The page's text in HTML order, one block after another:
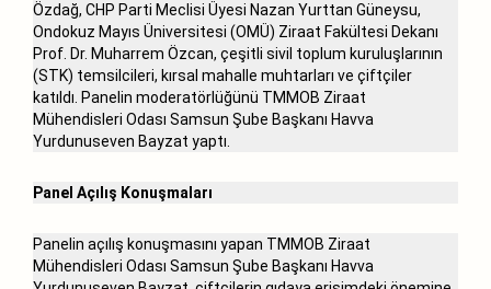
Özdağ, CHP Parti Meclisi Üyesi Nazan Yurttan Güneysu,
Ondokuz Mayıs Üniversitesi (OMÜ) Ziraat Fakültesi Dekanı
Prof. Dr. Muharrem Özcan, çeşitli sivil toplum kuruluşlarının
(STK) temsilcileri, kırsal mahalle muhtarları ve çiftçiler
katıldı. Panelin moderatörlüğünü TMMOB Ziraat
Mühendisleri Odası Samsun Şube Başkanı Havva
Yurdunuseven Bayzat yaptı.
Panel Açılış Konuşmaları
Panelin açılış konuşmasını yapan TMMOB Ziraat
Mühendisleri Odası Samsun Şube Başkanı Havva